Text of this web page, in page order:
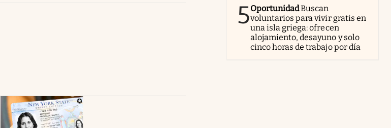
5OportunidadBuscan
voluntarios para vivir gratis en
una isla griega: ofrecen
alojamiento, desayuno y solo
cinco horas de trabajo por día